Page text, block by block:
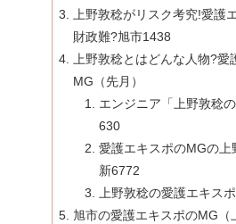
上野敦稔がリスク考究!愛護
財政難?旭市1438
上野敦稔とはどんな人物?愛
MG（先月）
エンジニア「上野敦稔
630
愛護エキスポのMGの上
新6772
上野敦稔の愛護エキス
旭市の愛護エキスポのMG（